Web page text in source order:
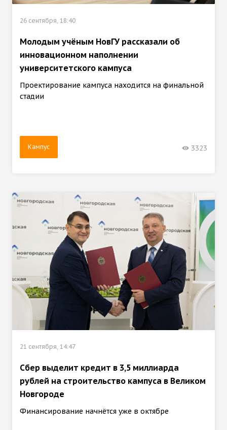
26 сентября, 18:40
Молодым учёным НовГУ рассказали об
инновационном наполнении
университетского кампуса
Проектирование кампуса находится на финальной
стадии
Кампус 3323
21 сентября, 14:47
Сбер выделит кредит в 3,5 миллиарда
рублей на строительство кампуса в Великом
Новгороде
Финансирование начнётся уже в октябре